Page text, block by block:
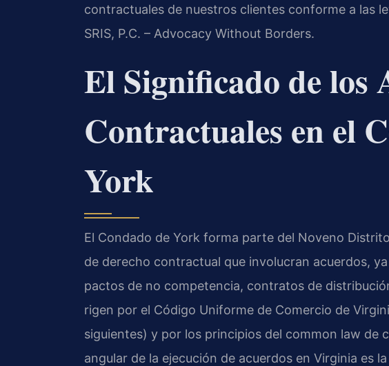
contractuales de nuestros clientes conforme a las
SRIS, P.C. – Advocacy Without Borders.
El Significado de los
Contractuales en el
York
El Condado de York forma parte del Noveno
de derecho contractual que involucran acuerdos,
pactos de no competencia, contratos de
rigen por el Código Uniforme de Comercio de
siguientes) y por los principios del common law de
angular de la ejecución de acuerdos en Virginia es